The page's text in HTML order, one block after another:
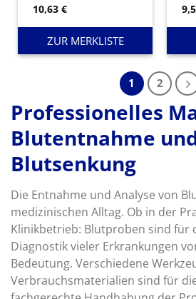
10,63€
ZUR MERKLISTE
1 2
Professionelles
Blutentnahme
Blutsenkung
Die Entnahme und Analyse von
medizinischen Alltag. Ob in der
Klinikbetrieb: Blutproben sind für
Diagnostik vieler Erkrankungen
Bedeutung. Verschiedene
Verbrauchsmaterialien sind für